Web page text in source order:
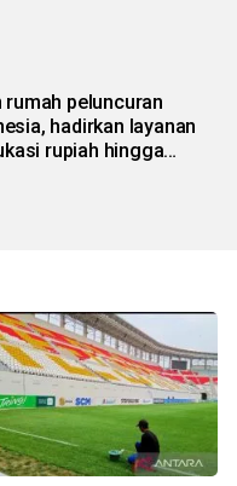
rumah peluncuran
hadirkan layanan
rupiah hingga